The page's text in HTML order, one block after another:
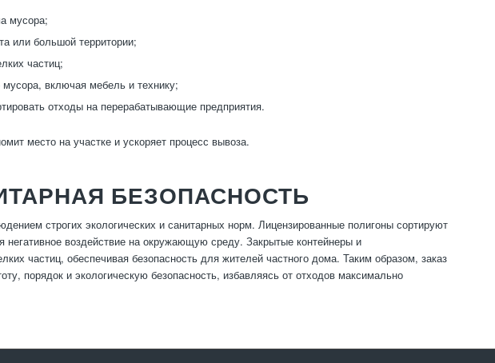
мусора;
или большой территории;
частиц;
включая мебель и технику;
отходы на перерабатывающие предприятия.
место на участке и ускоряет процесс вывоза.
БЕЗОПАСНОСТЬ
строгих экологических и санитарных норм. Лицензированные полигоны сортируют
негативное воздействие на окружающую среду. Закрытые контейнеры и
частиц, обеспечивая безопасность для жителей частного дома. Таким образом, заказ
порядок и экологическую безопасность, избавляясь от отходов максимально